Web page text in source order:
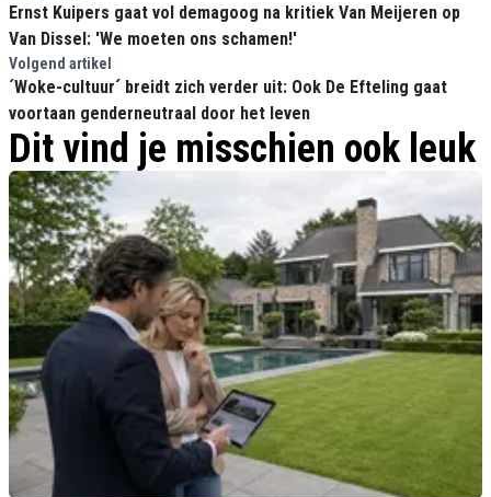
Ernst Kuipers gaat vol demagoog na kritiek Van Meijeren op
Van Dissel: 'We moeten ons schamen!'
Volgend artikel
´Woke-cultuur´ breidt zich verder uit: Ook De Efteling gaat
voortaan genderneutraal door het leven
Dit vind je misschien ook leuk